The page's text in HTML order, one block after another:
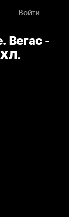
Войти
Вегас -